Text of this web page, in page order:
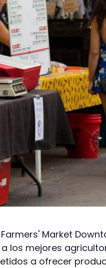
Farmers' Market
a los mejores
a ofrecer